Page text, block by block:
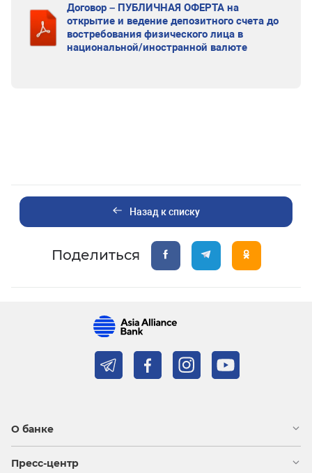
Договор – ПУБЛИЧНАЯ ОФЕРТА на
открытие и ведение депозитного счета до
востребования физического лица в
национальной/иностранной валюте
Назад к списку
Поделиться
О банке
Пресс-центр